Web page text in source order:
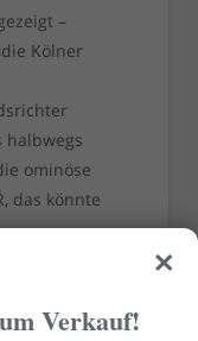
–
Kölner
halbwegs
ominöse
das könnte
×
Verkauf!